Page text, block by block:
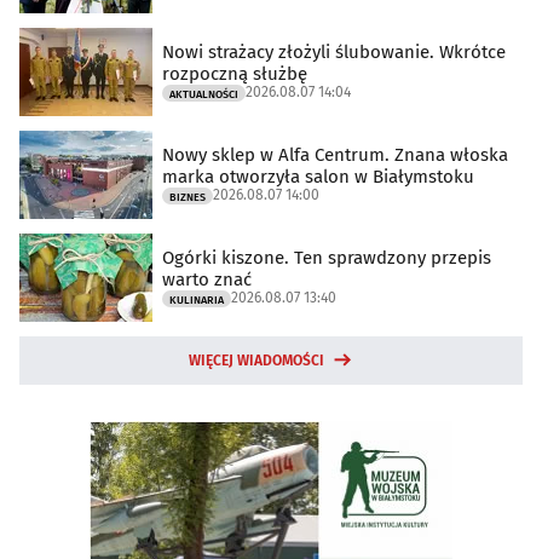
Nowi strażacy złożyli ślubowanie. Wkrótce
rozpoczną służbę
AKTUALNOŚCI 2026.08.07 14:04
Nowy sklep w Alfa Centrum. Znana włoska
marka otworzyła salon w Białymstoku
BIZNES 2026.08.07 14:00
Ogórki kiszone. Ten sprawdzony przepis
warto znać
KULINARIA 2026.08.07 13:40
WIĘCEJ WIADOMOŚCI